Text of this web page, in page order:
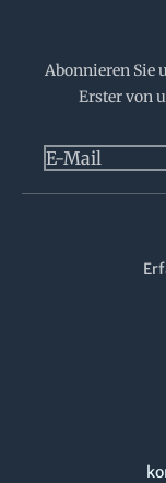
Abonnieren Sie
Erster von